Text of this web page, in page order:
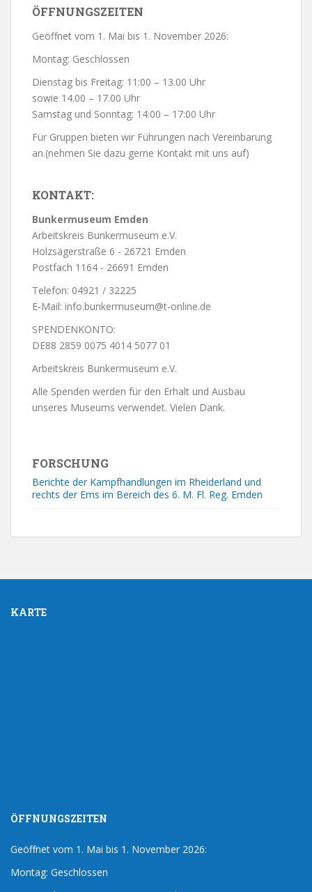
ÖFFNUNGSZEITEN
Geöffnet vom 1. Mai bis 1. November 2026:
Montag: Geschlossen
Dienstag bis Freitag: 11:00 – 13.00 Uhr
sowie 14.00 – 17.00 Uhr
Samstag und Sonntag: 14:00 – 17:00 Uhr
Für Gruppen bieten wir Führungen nach Vereinbarung
an.(nehmen Sie dazu gerne Kontakt mit uns auf)
KONTAKT:
Bunkermuseum Emden
Arbeitskreis Bunkermuseum e.V.
Holzsägerstraße 6 - 26721 Emden
Postfach 1164 - 26691 Emden
Telefon: 04921 / 32225
E-Mail: info.bunkermuseum@t-online.de
SPENDENKONTO:
DE88 2859 0075 4014 5077 01
Arbeitskreis Bunkermuseum e.V.
Alle Spenden werden für den Erhalt und Ausbau
unseres Museums verwendet. Vielen Dank.
FORSCHUNG
Berichte der Kampfhandlungen im Rheiderland und
rechts der Ems im Bereich des 6. M. Fl. Reg. Emden
KARTE
ÖFFNUNGSZEITEN
Geöffnet vom 1. Mai bis 1. November 2026:
Montag: Geschlossen